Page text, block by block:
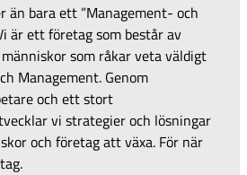
än bara ett ”Management- och
är ett företag som består av
som råkar veta väldigt
Management. Genom
och ett stort
vi strategier och lösningar
och företag att växa. För när